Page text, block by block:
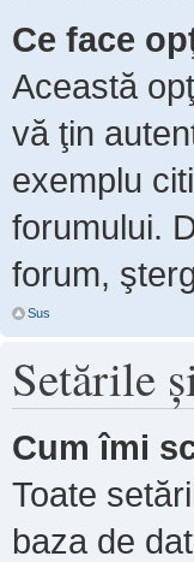
Ce face
Această
vă ţin
exemplu
forumului.
forum,
Sus
Setările
Cum îmi
Toate
baza de